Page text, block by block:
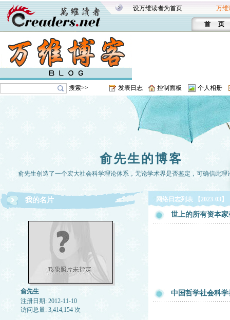
设万维读者为首页 万维
首 页
搜索>> 发表日志 控制面板 个人相册
俞先生的博客
俞先生创造了一个宏大社会科学理论体系，无论学术界是否鉴定，可确信此理
我的名片
俞先生
注册日期: 2012-11-10
访问总量: 3,414,154 次
网络日志列表 【2023-03】
世上的所有资本
中国哲学社会科